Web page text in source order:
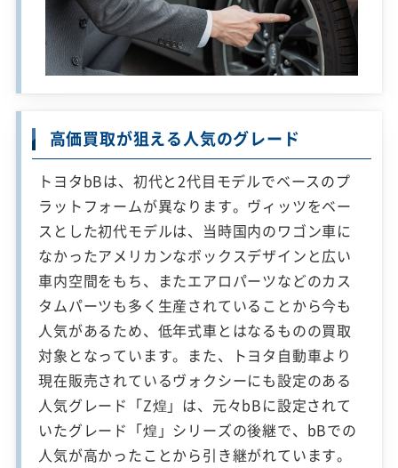
高価買取が狙える人気のグレード
トヨタbBは、初代と2代目モデルでベースのプ
ラットフォームが異なります。ヴィッツをベー
スとした初代モデルは、当時国内のワゴン車に
なかったアメリカンなボックスデザインと広い
車内空間をもち、またエアロパーツなどのカス
タムパーツも多く生産されていることから今も
人気があるため、低年式車とはなるものの買取
対象となっています。また、トヨタ自動車より
現在販売されているヴォクシーにも設定のある
人気グレード「Z煌」は、元々bBに設定されて
いたグレード「煌」シリーズの後継で、bBでの
人気が高かったことから引き継がれています。